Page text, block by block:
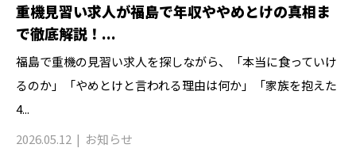
重機見習い求人が福島で年収ややめとけの真相ま
で徹底解説！...
福島で重機の見習い求人を探しながら、「本当に食っていけ
るのか」「やめとけと言われる理由は何か」「家族を抱えた
4...
2026.05.12
お知らせ